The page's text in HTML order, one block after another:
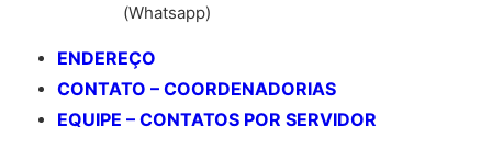
(Whatsapp)
ENDEREÇO
CONTATO – COORDENADORIAS
EQUIPE – CONTATOS POR SERVIDOR